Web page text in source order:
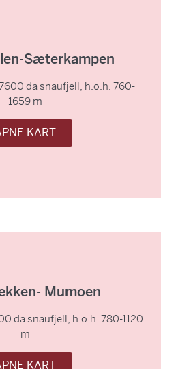
Sæterkampen
da snaufjell, h.o.h. 760-
1659 m
KART
Mumoen
da snaufjell, h.o.h. 780-1120
m
KART